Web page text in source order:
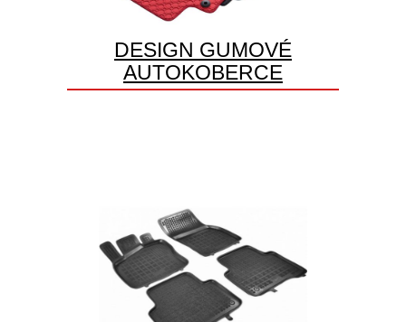
DESIGN GUMOVÉ
AUTOKOBERCE